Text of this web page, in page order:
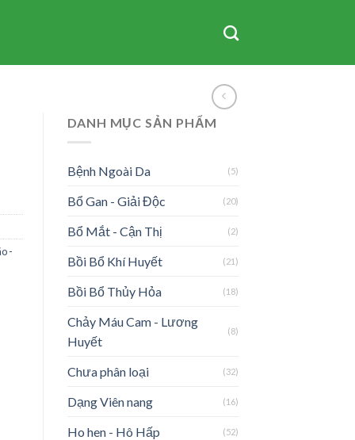
-
DANH MỤC SẢN PHẨM
Bệnh Ngoài Da (5)
Bổ Gan - Giải Độc (20)
Bổ Mắt - Cận Thị (2)
Bồi Bổ Khí Huyết (21)
Bồi Bổ Thủy Hỏa (18)
Chảy Máu Cam - Lương
Huyết
(8)
Chưa phân loại (32)
Dạng Viên nang (16)
Ho hen - Hô Hấp (52)